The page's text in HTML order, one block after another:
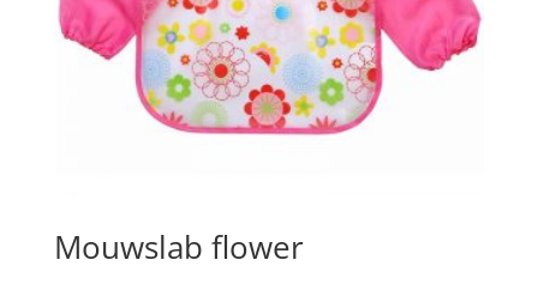
Mouwslab flower